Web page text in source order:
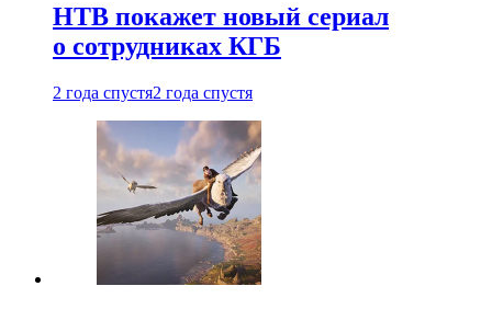
НТВ покажет новый сериал
о сотрудниках КГБ
2 года спустя2 года спустя